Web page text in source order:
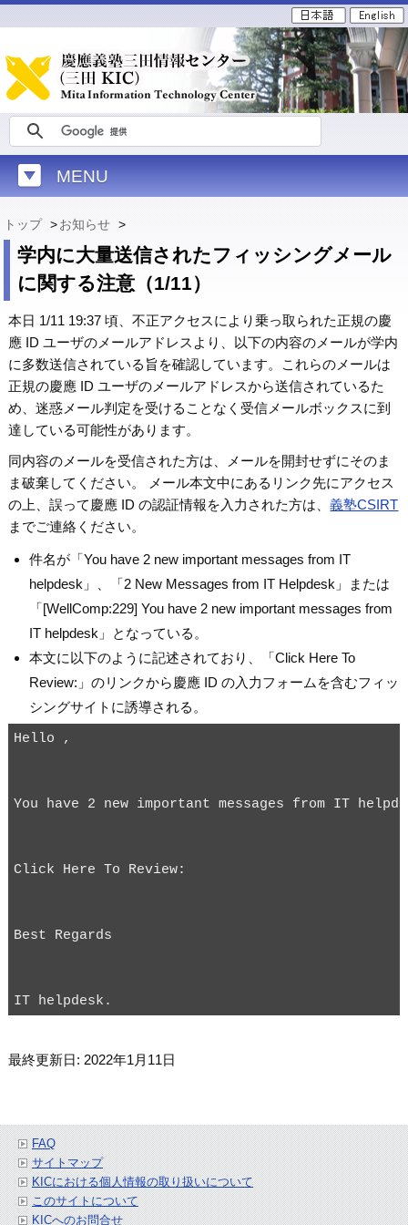
MENU
トップ >お知らせ >
学内に大量送信されたフィッシングメール
に関する注意（1/11）
本日 1/11 19:37 頃、不正アクセスにより乗っ取られた正規の慶
應 ID ユーザのメールアドレスより、以下の内容のメールが学内
に多数送信されている旨を確認しています。これらのメールは
正規の慶應 ID ユーザのメールアドレスから送信されているた
め、迷惑メール判定を受けることなく受信メールボックスに到
達している可能性があります。
同内容のメールを受信された方は、メールを開封せずにそのま
ま破棄してください。 メール本文中にあるリンク先にアクセス
の上、誤って慶應 ID の認証情報を入力された方は、義塾CSIRT
までご連絡ください。
件名が「You have 2 new important messages from IT
helpdesk」、「2 New Messages from IT Helpdesk」または
「[WellComp:229] You have 2 new important messages from
IT helpdesk」となっている。
本文に以下のように記述されており、「Click Here To
Review:」のリンクから慶應 ID の入力フォームを含むフィッ
シングサイトに誘導される。
最終更新日: 2022年1月11日
FAQ
サイトマップ
KICにおける個人情報の取り扱いについて
このサイトについて
KICへのお問合せ